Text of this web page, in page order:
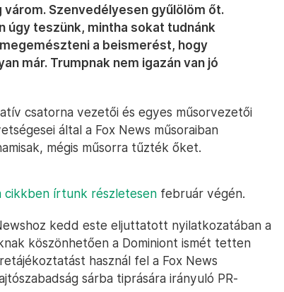
Szenvedélyesen gyűlölöm őt.
úgy teszünk, mintha sokat tudnánk
a beismerést, hogy
már. Trumpnak nem igazán van jó
csatorna vezetői és egyes műsorvezetői
által a Fox News műsoraiban
mégis műsorra tűzték őket.
cikkben írtunk részletesen február végén.
kedd este eljuttatott nyilatkozatában a
köszönhetően a Dominiont ismét tetten
használ fel a Fox News
sárba tiprására irányuló PR-